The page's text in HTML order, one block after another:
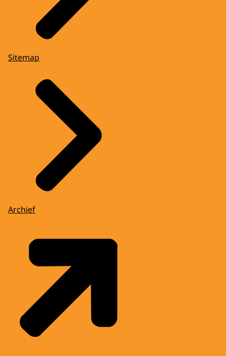
Sitemap
Archief